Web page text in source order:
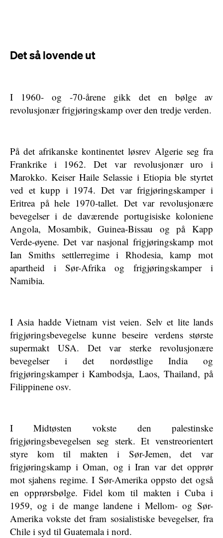
Det så lovende ut
I 1960- og -70-årene gikk det en bølge av
revolusjonær frigjøringskamp over den tredje verden.
På det afrikanske kontinentet løsrev Algerie seg fra
Frankrike i 1962. Det var revolusjonær uro i
Marokko. Keiser Haile Selassie i Etiopia ble styrtet
ved et kupp i 1974. Det var frigjøringskamper i
Eritrea på hele 1970-tallet. Det var revolusjonære
bevegelser i de daværende portugisiske koloniene
Angola, Mosambik, Guinea-Bissau og på Kapp
Verde-øyene. Det var nasjonal frigjøringskamp mot
Ian Smiths settlerregime i Rhodesia, kamp mot
apartheid i Sør-Afrika og frigjøringskamper i
Namibia.
I Asia hadde Vietnam vist veien. Selv et lite lands
frigjøringsbevegelse kunne beseire verdens største
supermakt USA. Det var sterke revolusjonære
bevegelser i det nordøstlige India og
frigjøringskamper i Kambodsja, Laos, Thailand, på
Filippinene osv.
I Midtøsten vokste den palestinske
frigjøringsbevegelsen seg sterk. Et venstreorientert
styre kom til makten i Sør-Jemen, det var
frigjøringskamp i Oman, og i Iran var det opprør
mot sjahens regime. I Sør-Amerika oppsto det også
en opprørsbølge. Fidel kom til makten i Cuba i
1959, og i de mange landene i Mellom- og Sør-
Amerika vokste det fram sosialistiske bevegelser, fra
Chile i syd til Guatemala i nord.